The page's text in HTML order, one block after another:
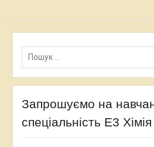
Пошук:
Запрошуємо на
спеціальність Е3 Хімія